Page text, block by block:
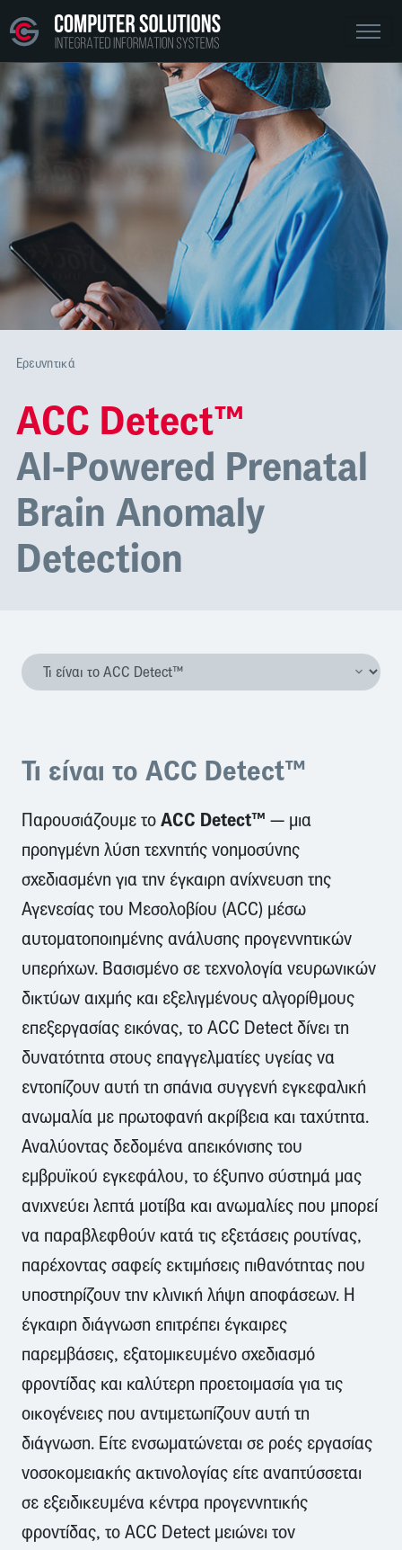
Ερευνητικά
ACC Detect™
AI-Powered Prenatal
Brain Anomaly
Detection
Τι είναι το ACC Detect™
Παρουσιάζουμε το ACC Detect™ — μια
προηγμένη λύση τεχνητής νοημοσύνης
σχεδιασμένη για την έγκαιρη ανίχνευση της
Αγενεσίας του Μεσολοβίου (ACC) μέσω
αυτοματοποιημένης ανάλυσης προγεννητικών
υπερήχων. Βασισμένο σε τεχνολογία νευρωνικών
δικτύων αιχμής και εξελιγμένους αλγορίθμους
επεξεργασίας εικόνας, το ACC Detect δίνει τη
δυνατότητα στους επαγγελματίες υγείας να
εντοπίζουν αυτή τη σπάνια συγγενή εγκεφαλική
ανωμαλία με πρωτοφανή ακρίβεια και ταχύτητα.
Αναλύοντας δεδομένα απεικόνισης του
εμβρυϊκού εγκεφάλου, το έξυπνο σύστημά μας
ανιχνεύει λεπτά μοτίβα και ανωμαλίες που μπορεί
να παραβλεφθούν κατά τις εξετάσεις ρουτίνας,
παρέχοντας σαφείς εκτιμήσεις πιθανότητας που
υποστηρίζουν την κλινική λήψη αποφάσεων. Η
έγκαιρη διάγνωση επιτρέπει έγκαιρες
παρεμβάσεις, εξατομικευμένο σχεδιασμό
φροντίδας και καλύτερη προετοιμασία για τις
οικογένειες που αντιμετωπίζουν αυτή τη
διάγνωση. Είτε ενσωματώνεται σε ροές εργασίας
νοσοκομειακής ακτινολογίας είτε αναπτύσσεται
σε εξειδικευμένα κέντρα προγεννητικής
φροντίδας, το ACC Detect μειώνει τον